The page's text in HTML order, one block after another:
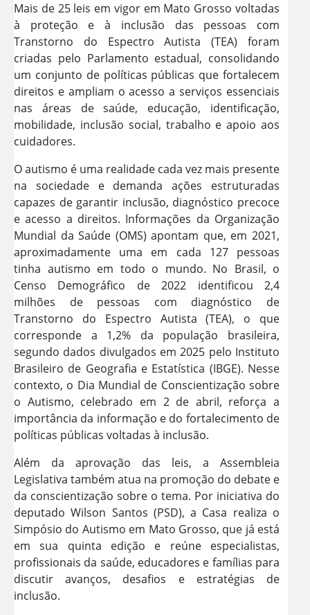
Mais de 25 leis em vigor em Mato Grosso voltadas
à proteção e à inclusão das pessoas com
Transtorno do Espectro Autista (TEA) foram
criadas pelo Parlamento estadual, consolidando
um conjunto de políticas públicas que fortalecem
direitos e ampliam o acesso a serviços essenciais
nas áreas de saúde, educação, identificação,
mobilidade, inclusão social, trabalho e apoio aos
cuidadores.
O autismo é uma realidade cada vez mais presente
na sociedade e demanda ações estruturadas
capazes de garantir inclusão, diagnóstico precoce
e acesso a direitos. Informações da Organização
Mundial da Saúde (OMS) apontam que, em 2021,
aproximadamente uma em cada 127 pessoas
tinha autismo em todo o mundo. No Brasil, o
Censo Demográfico de 2022 identificou 2,4
milhões de pessoas com diagnóstico de
Transtorno do Espectro Autista (TEA), o que
corresponde a 1,2% da população brasileira,
segundo dados divulgados em 2025 pelo Instituto
Brasileiro de Geografia e Estatística (IBGE). Nesse
contexto, o Dia Mundial de Conscientização sobre
o Autismo, celebrado em 2 de abril, reforça a
importância da informação e do fortalecimento de
políticas públicas voltadas à inclusão.
Além da aprovação das leis, a Assembleia
Legislativa também atua na promoção do debate e
da conscientização sobre o tema. Por iniciativa do
deputado Wilson Santos (PSD), a Casa realiza o
Simpósio do Autismo em Mato Grosso, que já está
em sua quinta edição e reúne especialistas,
profissionais da saúde, educadores e famílias para
discutir avanços, desafios e estratégias de
inclusão.